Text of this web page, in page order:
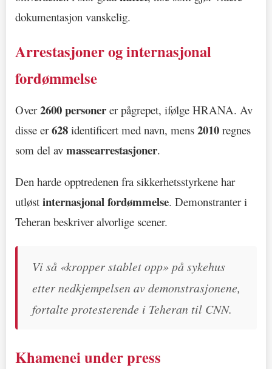
dokumentasjon vanskelig.
Arrestasjoner og internasjonal
fordømmelse
Over2600 personer er pågrepet, ifølge HRANA. Av
disse er628 identificert med navn, mens 2010 regnes
som del av massearrestasjoner.
Den harde opptredenen fra sikkerhetsstyrkene har
utløst internasjonal fordømmelse. Demonstranter i
Teheran beskriver alvorlige scener.
Vi så «kropper stablet opp» på sykehus
etter nedkjempelsen av demonstrasjonene,
fortalte protesterende i Teheran til CNN.
Khamenei under press